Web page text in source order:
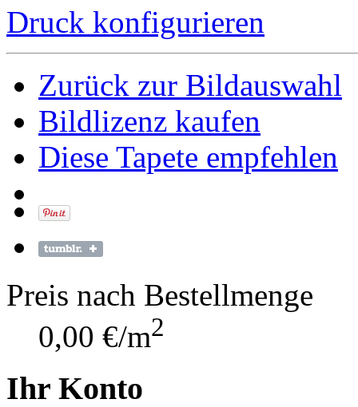
Druck konfigurieren
Zurück zur Bildauswahl
Bildlizenz kaufen
Diese Tapete empfehlen
Preis nach Bestellmenge
0,00 €/m2
Ihr Konto